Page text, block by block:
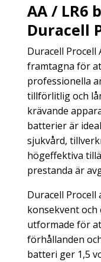
AA / LR6
Duracell
Duracell Procell
framtagna för
professionella
tillförlitlig och
krävande
batterier är
sjukvård,
högeffektiva
prestanda är
Duracell
konsekvent
utformade för
förhållanden
batteri ger 1,5